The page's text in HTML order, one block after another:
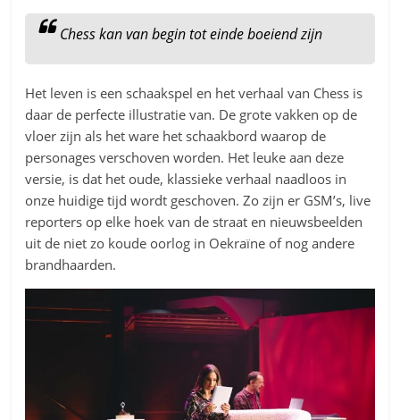
Chess kan van begin tot einde boeiend zijn
Het leven is een schaakspel en het verhaal van Chess is
daar de perfecte illustratie van. De grote vakken op de
vloer zijn als het ware het schaakbord waarop de
personages verschoven worden. Het leuke aan deze
versie, is dat het oude, klassieke verhaal naadloos in
onze huidige tijd wordt geschoven. Zo zijn er GSM’s, live
reporters op elke hoek van de straat en nieuwsbeelden
uit de niet zo koude oorlog in Oekraïne of nog andere
brandhaarden.